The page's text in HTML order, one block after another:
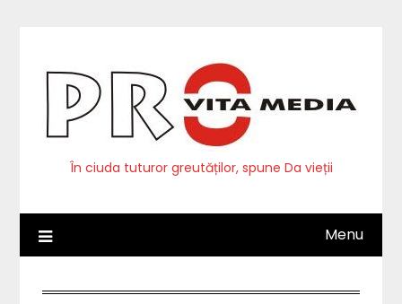
În ciuda tuturor greutăților, spune Da vieții
Menu